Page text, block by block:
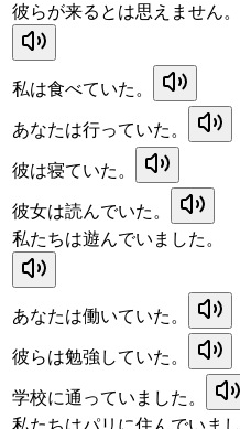
彼らが来るとは思えません。
私は食べていた。
あなたは行っていた。
彼は寝ていた。
彼女は読んでいた。
私たちは遊んでいました。
あなたは働いていた。
彼らは勉強していた。
学校に通っていました。
私たちはパリに住んでいまし